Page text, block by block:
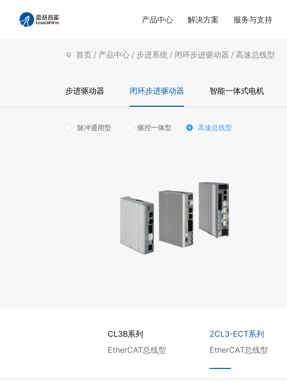
产品中心 解决方案 服务与支持
首页 / 产品中心 / 步进系统 / 闭环步进驱动器 / 高速总线型
步进驱动器 闭环步进驱动器 智能一体式电机
脉冲通用型 驱控一体型 高速总线型
CL3B系列
EtherCAT总线型
2CL3-ECT系列
EtherCAT总线型